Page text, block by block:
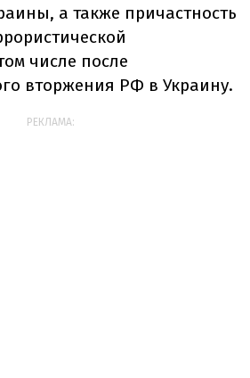
а также причастность
числе после
вторжения РФ в Украину.
РЕКЛАМА: